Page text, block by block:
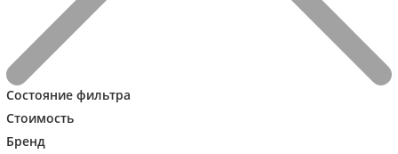
Состояние фильтра
Стоимость
Бренд